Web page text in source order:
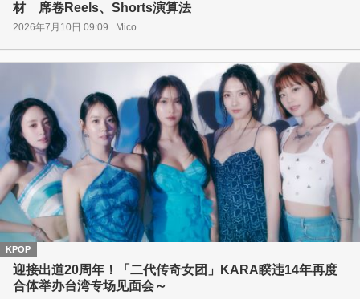
材 席卷Reels、Shorts演算法
2026年7月10日 09:09 Mico
KPOP
迎接出道20周年！「二代传奇女团」KARA睽违14年再度
合体举办台湾专场见面会～